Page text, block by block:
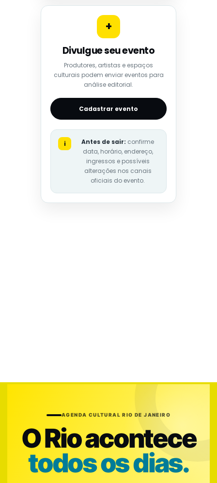
+
Divulgue seu evento
Produtores, artistas e espaços
culturais podem enviar eventos para
análise editorial.
Cadastrar evento
i Antes de sair: confirme
data, horário, endereço,
ingressos e possíveis
alterações nos canais
oficiais do evento.
AGENDA CULTURAL RIO DE JANEIRO
O Rio acontece
todos os dias.